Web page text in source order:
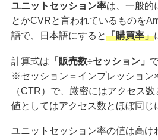
ユニットセッション率は、一般的
とかCVRと言われているものを
語で、日本語にすると「購買率」
計算式は 「販売数÷セッション」
※セッション＝インプレッション
（CTR）で、厳密にはアクセス
値としてはアクセス数とほぼ同じ
ユニットセッション率の値は高け